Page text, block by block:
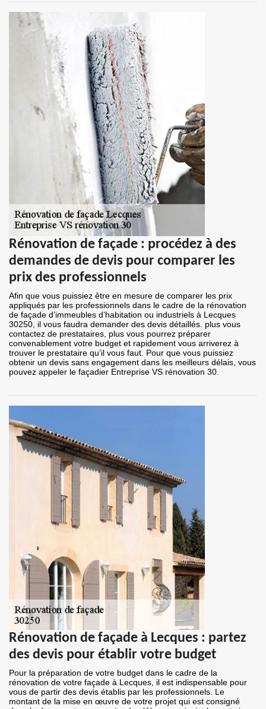
Rénovation de façade : procédez à des
demandes de devis pour comparer les
prix des professionnels
Afin que vous puissiez être en mesure de comparer les prix
appliqués par les professionnels dans le cadre de la rénovation
de façade d’immeubles d’habitation ou industriels à Lecques
30250, il vous faudra demander des devis détaillés. plus vous
contactez de prestataires, plus vous pourrez préparer
convenablement votre budget et rapidement vous arriverez à
trouver le prestataire qu’il vous faut. Pour que vous puissiez
obtenir un devis sans engagement dans les meilleurs délais, vous
pouvez appeler le façadier Entreprise VS rénovation 30.
Rénovation de façade à Lecques : partez
des devis pour établir votre budget
Pour la préparation de votre budget dans le cadre de la
rénovation de votre façade à Lecques, il est indispensable pour
vous de partir des devis établis par les professionnels. Le
montant de la mise en œuvre de votre projet qui est consigné